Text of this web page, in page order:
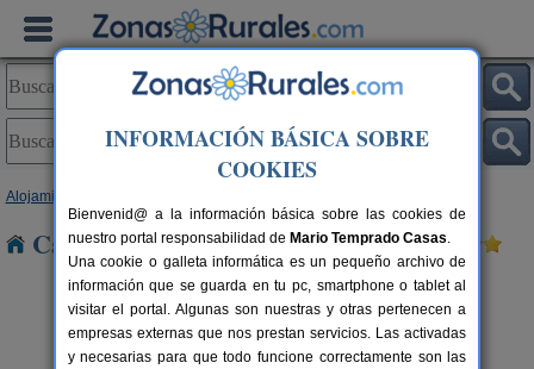
Alojamientos
Casas Rurales cerca de Llombai
INFORMACIÓN BÁSICA SOBRE
COOKIES
Bienvenid@ a la información básica sobre las cookies de
nuestro portal responsabilidad de Mario Temprado Casas.
Una cookie o galleta informática es un pequeño archivo de
información que se guarda en tu pc, smartphone o tablet al
visitar el portal. Algunas son nuestras y otras pertenecen a
empresas externas que nos prestan servicios. Las activadas
y necesarias para que todo funcione correctamente son las